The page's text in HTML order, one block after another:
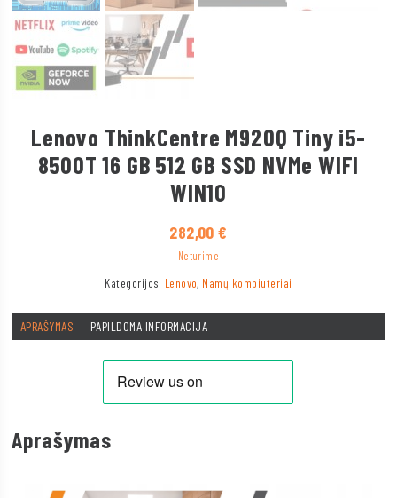
Lenovo ThinkCentre M920Q Tiny i5-
8500T 16 GB 512 GB SSD NVMe WIFI
WIN10
282,00€
Neturime
Kategorijos: Lenovo, Namų kompiuteriai
APRAŠYMAS PAPILDOMA INFORMACIJA
Aprašymas